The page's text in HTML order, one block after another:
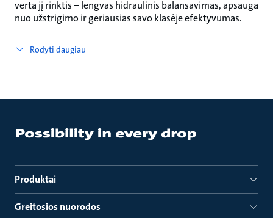
verta jį rinktis – lengvas hidraulinis balansavimas, apsauga
nuo užstrigimo ir geriausias savo klasėje efektyvumas.
Rodyti daugiau
Produktai
Greitosios nuorodos